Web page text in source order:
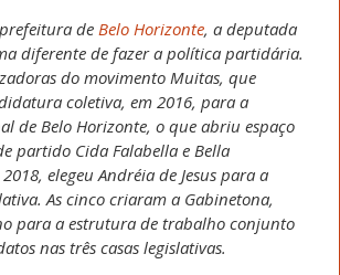
de Belo Horizonte, a deputada
diferente de fazer a política partidária.
do movimento Muitas, que
coletiva, em 2016, para a
de Belo Horizonte, o que abriu espaço
partido Cida Falabella e Bella
elegeu Andréia de Jesus para a
As cinco criaram a Gabinetona,
para a estrutura de trabalho conjunto
nas três casas legislativas.